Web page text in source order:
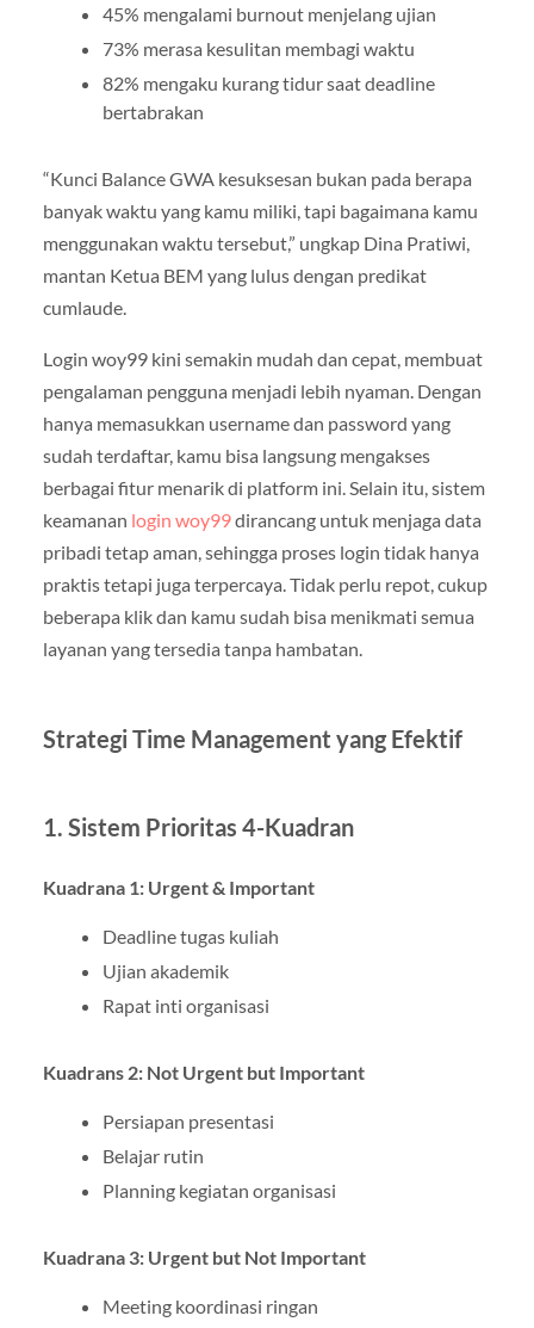
45% mengalami burnout menjelang ujian
73% merasa kesulitan membagi waktu
82% mengaku kurang tidur saat deadline
bertabrakan
“Kunci Balance GWA kesuksesan bukan pada berapa
banyak waktu yang kamu miliki, tapi bagaimana kamu
menggunakan waktu tersebut,” ungkap Dina Pratiwi,
mantan Ketua BEM yang lulus dengan predikat
cumlaude.
Login woy99 kini semakin mudah dan cepat, membuat
pengalaman pengguna menjadi lebih nyaman. Dengan
hanya memasukkan username dan password yang
sudah terdaftar, kamu bisa langsung mengakses
berbagai fitur menarik di platform ini. Selain itu, sistem
keamanan login woy99dirancang untuk menjaga data
pribadi tetap aman, sehingga proses login tidak hanya
praktis tetapi juga terpercaya. Tidak perlu repot, cukup
beberapa klik dan kamu sudah bisa menikmati semua
layanan yang tersedia tanpa hambatan.
Strategi Time Management yang Efektif
1. Sistem Prioritas 4-Kuadran
Kuadrana 1: Urgent & Important
Deadline tugas kuliah
Ujian akademik
Rapat inti organisasi
Kuadrans 2: Not Urgent but Important
Persiapan presentasi
Belajar rutin
Planning kegiatan organisasi
Kuadrana 3: Urgent but Not Important
Meeting koordinasi ringan